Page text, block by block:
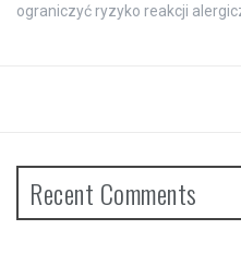
ograniczyć ryzyko reakcji
Recent Comments